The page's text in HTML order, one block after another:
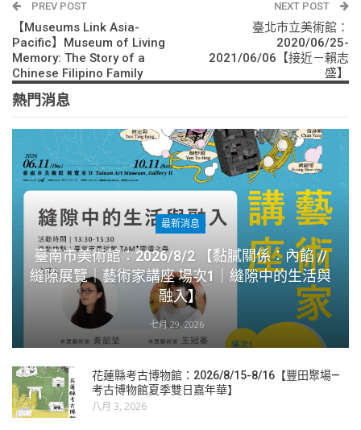
PREV POST
【Museums Link Asia-
Pacific】Museum of Living
Memory: The Story of a
Chinese Filipino Family
NEXT POST
臺北市立美術館：
2020/06/25-
2021/06/06【接近－賴志
盛】
熱門消息
最新消息
臺南市美術館：2026/8/2 【黏膩關係：內餡 //
縫隙展覽｜藝術家講座 場次1｜縫隙中的生活與
融入】
七月 29, 2026
花蓮縣考古博物館：2026/8/15-8/16【豐田聚場—
考古博物館夏季雙日嘉年華】
八月 3, 2026